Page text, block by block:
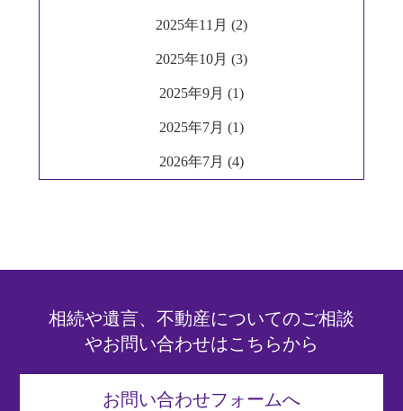
2026年7月 (4)
2025年11月 (2)
2025年10月 (3)
2025年9月 (1)
2025年7月 (1)
相続や遺言、不動産についてのご相談
やお問い合わせはこちらから
お問い合わせフォームへ